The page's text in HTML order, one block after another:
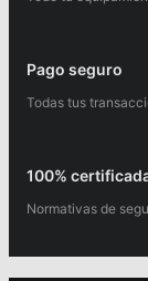
Pago seguro
Todas tus
100%
Normativas de